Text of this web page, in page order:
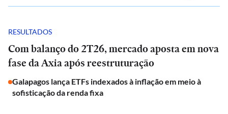
RESULTADOS
Com balanço do 2T26, mercado aposta em nova
fase da Axia após reestruturação
Galapagos lança ETFs indexados à inflação em meio à
sofisticação da renda fixa